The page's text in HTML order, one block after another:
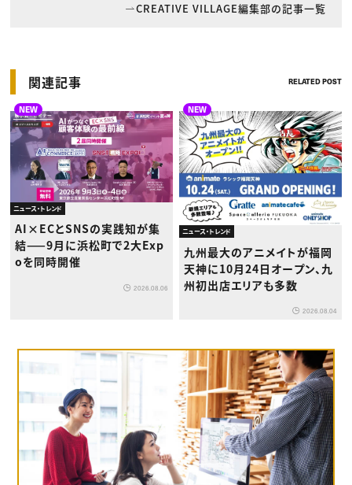
CREATIVE VILLAGE編集部の記事一覧
関連記事 RELATED POST
NEW
ニュース・トレンド
AI×ECとSNSの実践知が集
結——9月に浜松町で2大Exp
oを同時開催
2026.08.06
NEW
ニュース・トレンド
九州最大のアニメイトが福岡
天神に10月24日オープン、九
州初出店エリアも多数
2026.08.04